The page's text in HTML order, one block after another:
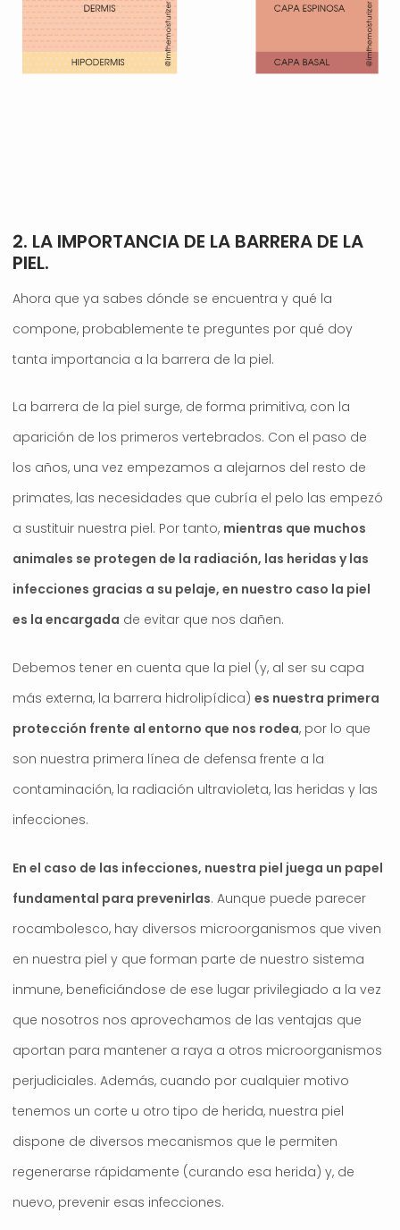
2. LA IMPORTANCIA DE LA BARRERA DE LA
PIEL.
Ahora que ya sabes dónde se encuentra y qué la
compone, probablemente te preguntes por qué doy
tanta importancia a la barrera de la piel.
La barrera de la piel surge, de forma primitiva, con la
aparición de los primeros vertebrados. Con el paso de
los años, una vez empezamos a alejarnos del resto de
primates, las necesidades que cubría el pelo las empezó
a sustituir nuestra piel. Por tanto, mientras que muchos
animales se protegen de la radiación, las heridas y las
infecciones gracias a su pelaje, en nuestro caso la piel
es la encargada de evitar que nos dañen.
Debemos tener en cuenta que la piel (y, al ser su capa
más externa, la barrera hidrolipídica) es nuestra primera
protección frente al entorno que nos rodea, por lo que
son nuestra primera línea de defensa frente a la
contaminación, la radiación ultravioleta, las heridas y las
infecciones.
En el caso de las infecciones, nuestra piel juega un papel
fundamental para prevenirlas. Aunque puede parecer
rocambolesco, hay diversos microorganismos que viven
en nuestra piel y que forman parte de nuestro sistema
inmune, beneficiándose de ese lugar privilegiado a la vez
que nosotros nos aprovechamos de las ventajas que
aportan para mantener a raya a otros microorganismos
perjudiciales. Además, cuando por cualquier motivo
tenemos un corte u otro tipo de herida, nuestra piel
dispone de diversos mecanismos que le permiten
regenerarse rápidamente (curando esa herida) y, de
nuevo, prevenir esas infecciones.